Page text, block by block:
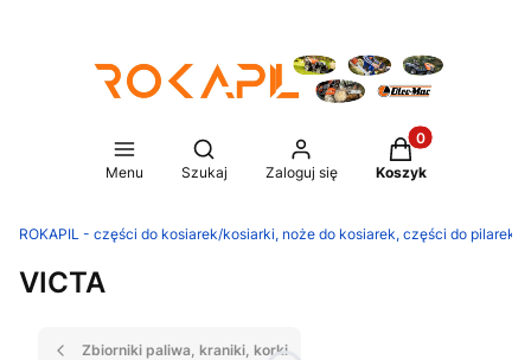
Menu
Otwórz wyszukiwarkę
Szukaj Zaloguj się
Produkty w
Koszyk
ROKAPIL - części do kosiarek/kosiarki, noże do kosiarek, części do pilarek/
VICTA
Zbiorniki paliwa, kraniki, korki